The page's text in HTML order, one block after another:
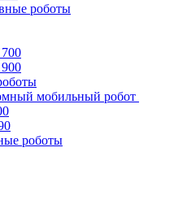
роботы
мобильный робот
роботы